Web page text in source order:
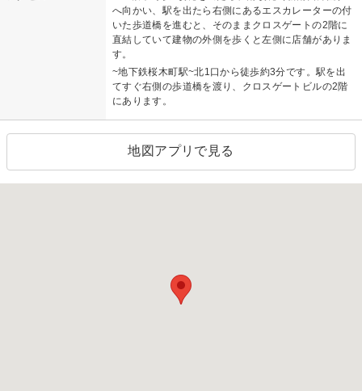
へ向かい、駅を出たら右側にあるエスカレーターの付
いた歩道橋を進むと、そのままクロスゲートの2階に
直結していて建物の外側を歩くと左側に店舗がありま
す。
~地下鉄桜木町駅~北1口から徒歩約3分です。駅を出
てすぐ右側の歩道橋を渡り、クロスゲートビルの2階
にあります。
地図アプリで見る